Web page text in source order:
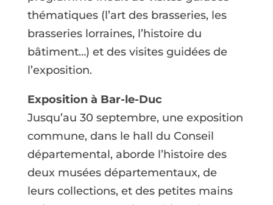
thématiques (l’art des brasseries, les
brasseries lorraines, l’histoire du
bâtiment…) et des visites guidées de
l’exposition.
Exposition à Bar-le-Duc
Jusqu’au 30 septembre, une exposition
commune, dans le hall du Conseil
départemental, aborde l’histoire des
deux musées départementaux, de
leurs collections, et des petites mains